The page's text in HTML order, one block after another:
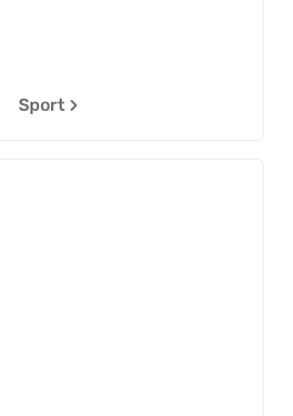
Sport